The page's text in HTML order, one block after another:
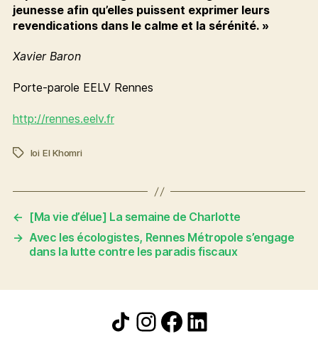
jeunesse afin qu’elles puissent exprimer leurs
revendications dans le calme et la sérénité. »
Xavier Baron
Porte-parole EELV Rennes
http://rennes.eelv.fr
Étiquettes
loi El Khomri
← [Ma vie d’élue] La semaine de Charlotte
→ Avec les écologistes, Rennes Métropole s’engage
dans la lutte contre les paradis fiscaux
Icône de partage
Instagram
Facebook
LinkedIn